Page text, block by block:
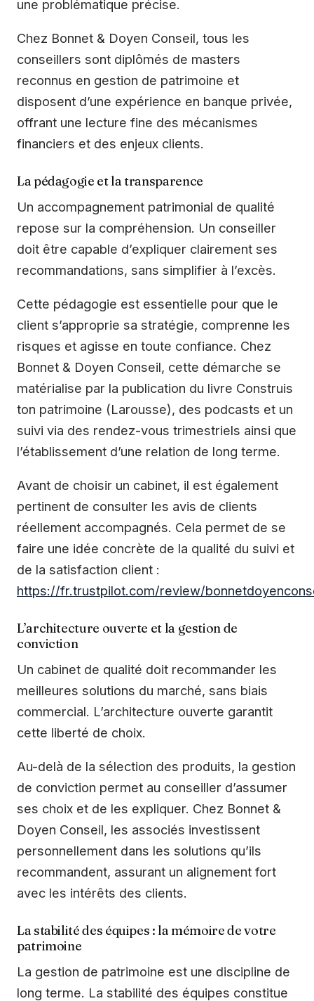
une problématique précise.
Chez Bonnet & Doyen Conseil, tous les
conseillers sont diplômés de masters
reconnus en gestion de patrimoine et
disposent d’une expérience en banque privée,
offrant une lecture fine des mécanismes
financiers et des enjeux clients.
La pédagogie et la transparence
Un accompagnement patrimonial de qualité
repose sur la compréhension. Un conseiller
doit être capable d’expliquer clairement ses
recommandations, sans simplifier à l’excès.
Cette pédagogie est essentielle pour que le
client s’approprie sa stratégie, comprenne les
risques et agisse en toute confiance. Chez
Bonnet & Doyen Conseil, cette démarche se
matérialise par la publication du livre Construis
ton patrimoine (Larousse), des podcasts et un
suivi via des rendez-vous trimestriels ainsi que
l’établissement d’une relation de long terme.
Avant de choisir un cabinet, il est également
pertinent de consulter les avis de clients
réellement accompagnés. Cela permet de se
faire une idée concrète de la qualité du suivi et
de la satisfaction client :
https://fr.trustpilot.com/review/
L’architecture ouverte et la gestion de
conviction
Un cabinet de qualité doit recommander les
meilleures solutions du marché, sans biais
commercial. L’architecture ouverte garantit
cette liberté de choix.
Au-delà de la sélection des produits, la gestion
de conviction permet au conseiller d’assumer
ses choix et de les expliquer. Chez Bonnet &
Doyen Conseil, les associés investissent
personnellement dans les solutions qu’ils
recommandent, assurant un alignement fort
avec les intérêts des clients.
La stabilité des équipes : la mémoire de votre
patrimoine
La gestion de patrimoine est une discipline de
long terme. La stabilité des équipes constitue